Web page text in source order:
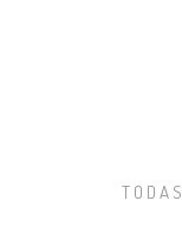
TODAS